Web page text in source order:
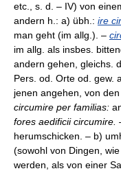
etc., s. d. – IV) von
andern h.: a) übh.: ire
man geht (im allg.). –
im allg. als insbes.
andern gehen, gleichs.
Pers. od. Orte od. gew.
jenen angehen, von
circumire per familias:
fores aedificii circumire.
herumschicken. – b)
(sowohl von Dingen,
werden, als von einer